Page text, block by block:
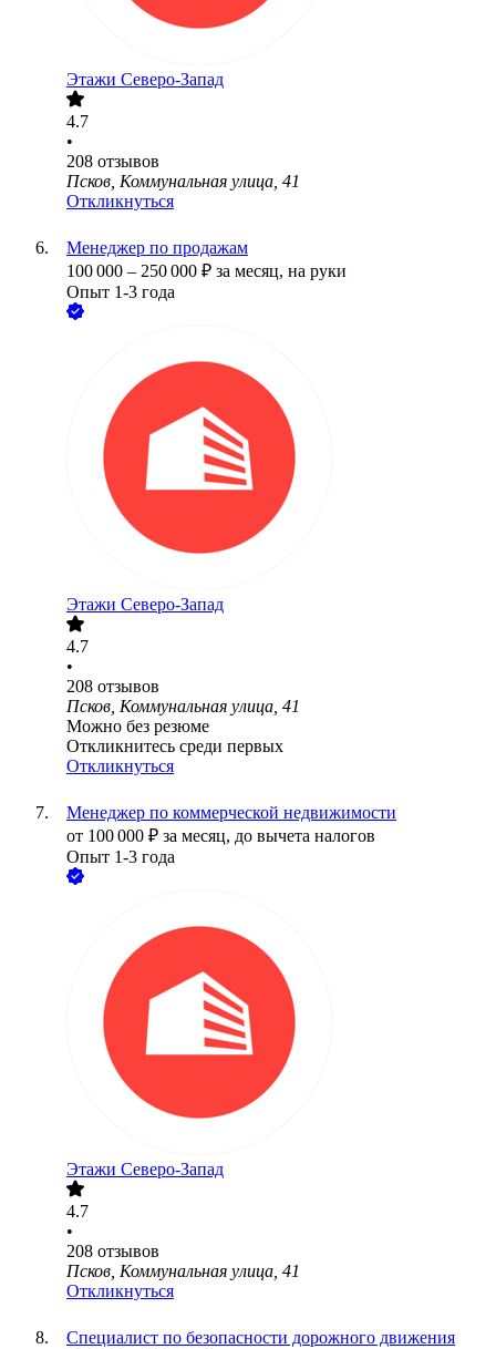
Этажи Северо-Запад
4.7
•
208 отзывов
Псков, Коммунальная улица, 41
Откликнуться
Менеджер по продажам
100 000 – 250 000 ₽ за месяц, на руки
Опыт 1-3 года
Этажи Северо-Запад
4.7
•
208 отзывов
Псков, Коммунальная улица, 41
Можно без резюме
Откликнитесь среди первых
Откликнуться
Менеджер по коммерческой недвижимости
от 100 000 ₽ за месяц, до вычета налогов
Опыт 1-3 года
Этажи Северо-Запад
4.7
•
208 отзывов
Псков, Коммунальная улица, 41
Откликнуться
Специалист по безопасности дорожного движения